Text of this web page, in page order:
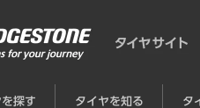
探す
タイヤを知る
タ